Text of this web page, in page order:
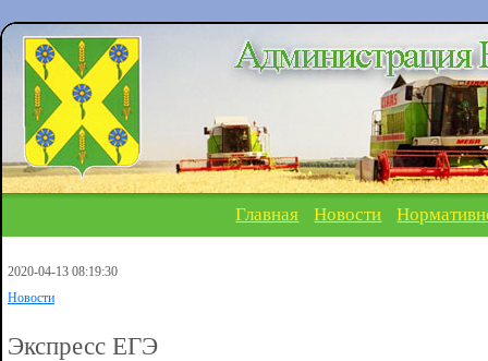
Главная Новости
2020-04-13 08:19:30
Новости
Экспресс ЕГЭ